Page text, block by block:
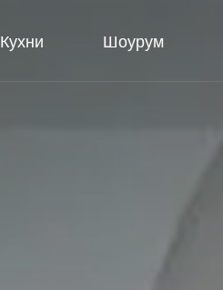
Кухни Шоурум